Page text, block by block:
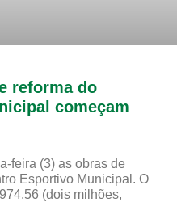
reforma do
começam
feira (3) as obras de
Esportivo Municipal. O
(dois milhões,